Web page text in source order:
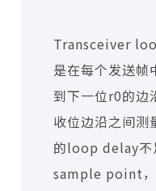
Transceiver
是在每个发送帧
到下一位r0的边
收位边沿之间测
的loop delay不
sample point，